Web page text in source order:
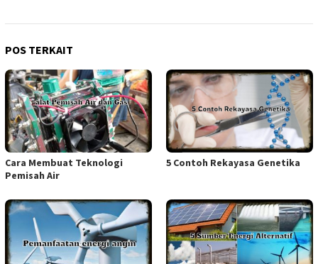
POS TERKAIT
Cara Membuat Teknologi
Pemisah Air
5 Contoh Rekayasa Genetika